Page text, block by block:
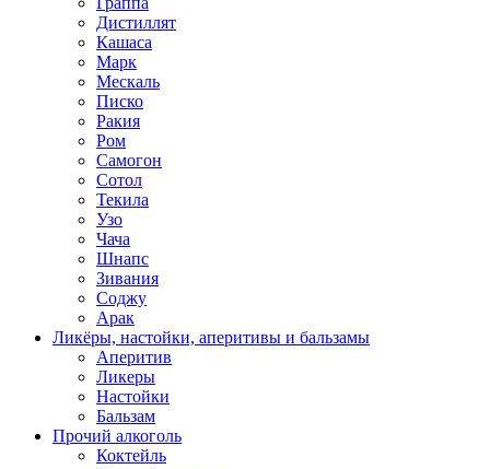
Дистиллят
Кашаса
Марк
Мескаль
Писко
Ракия
Ром
Самогон
Сотол
Текила
Узо
Чача
Шнапс
Зивания
Соджу
Арак
Ликёры, настойки, аперитивы и бальзамы
Аперитив
Ликеры
Настойки
Бальзам
Прочий алкоголь
Коктейль